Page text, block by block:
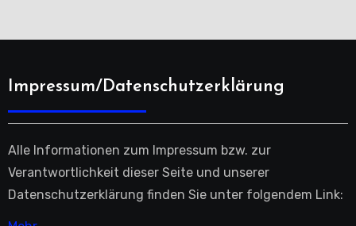
Impressum/Datenschutzerklärung
Alle Informationen zum Impressum bzw. zur
Verantwortlichkeit dieser Seite und unserer
Datenschutzerklärung finden Sie unter folgendem Link: